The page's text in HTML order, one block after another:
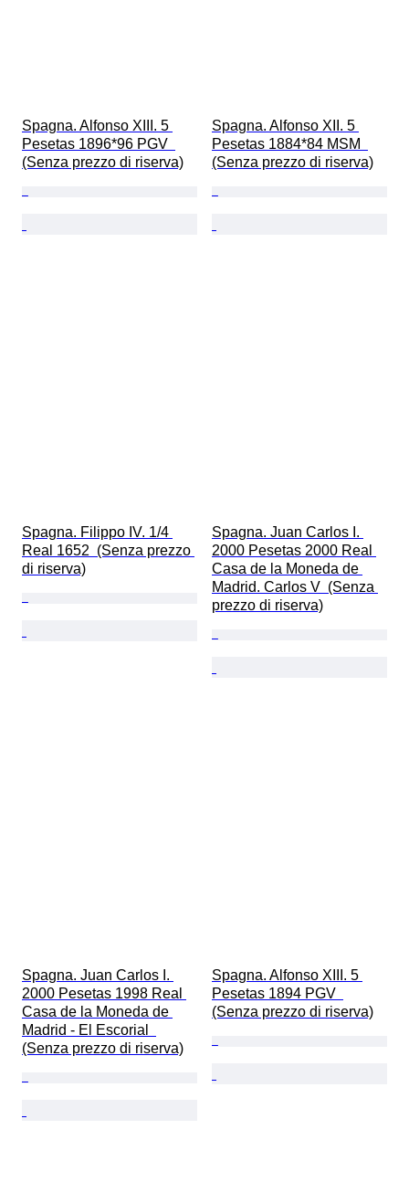
Spagna. Alfonso XIII. 5
Pesetas 1896*96 PGV
(Senza prezzo di riserva)
Spagna. Alfonso XII. 5
Pesetas 1884*84 MSM
(Senza prezzo di riserva)
Spagna. Filippo IV. 1/4
Real 1652  (Senza prezzo
di riserva)
Spagna. Juan Carlos I.
2000 Pesetas 2000 Real
Casa de la Moneda de
Madrid. Carlos V  (Senza
prezzo di riserva)
Spagna. Juan Carlos I.
2000 Pesetas 1998 Real
Casa de la Moneda de
Madrid - El Escorial
(Senza prezzo di riserva)
Spagna. Alfonso XIII. 5
Pesetas 1894 PGV
(Senza prezzo di riserva)